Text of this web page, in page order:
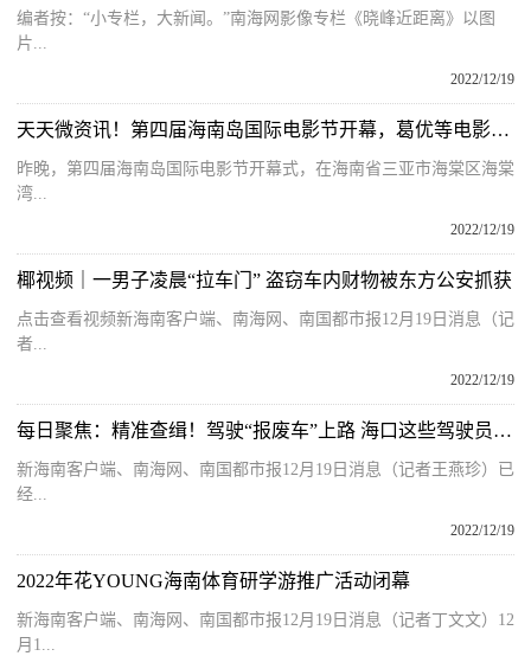
编者按：“小专栏，大新闻。”南海网影像专栏《晓峰近距离》以图
片...
2022/12/19
天天微资讯！第四届海南岛国际电影节开幕，葛优等电影人齐亮相
昨晚，第四届海南岛国际电影节开幕式，在海南省三亚市海棠区海棠
湾...
2022/12/19
椰视频｜一男子凌晨“拉车门” 盗窃车内财物被东方公安抓获
点击查看视频新海南客户端、南海网、南国都市报12月19日消息（记
者...
2022/12/19
每日聚焦：精准查缉！驾驶“报废车”上路 海口这些驾驶员被查获
新海南客户端、南海网、南国都市报12月19日消息（记者王燕珍）已
经...
2022/12/19
2022年花YOUNG海南体育研学游推广活动闭幕
新海南客户端、南海网、南国都市报12月19日消息（记者丁文文）12
月1...